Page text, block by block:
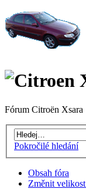
Fórum Citroën Xsara
Pokročilé hledání
Obsah fóra
Změnit